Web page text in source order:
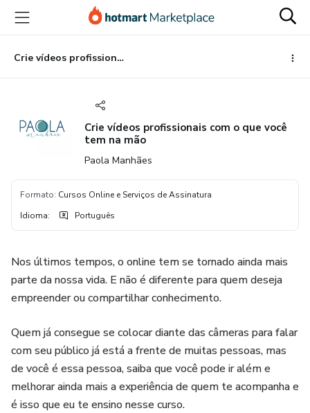
para
conteúdo
principal
para
pagamento
para
rodapé
Crie vídeos profissionais com o que você tem na mão
Crie vídeos profissionais com o que você
tem na mão
Paola Manhães
Formato: Cursos Online e Serviços de Assinatura
Idioma: Português
Nos últimos tempos, o online tem se tornado ainda mais
parte da nossa vida. E não é diferente para quem deseja
empreender ou compartilhar conhecimento.
Quem já consegue se colocar diante das câmeras para falar
com seu público já está a frente de muitas pessoas, mas
de você é essa pessoa, saiba que você pode ir além e
melhorar ainda mais a experiência de quem te acompanha e
é isso que eu te ensino nesse curso.